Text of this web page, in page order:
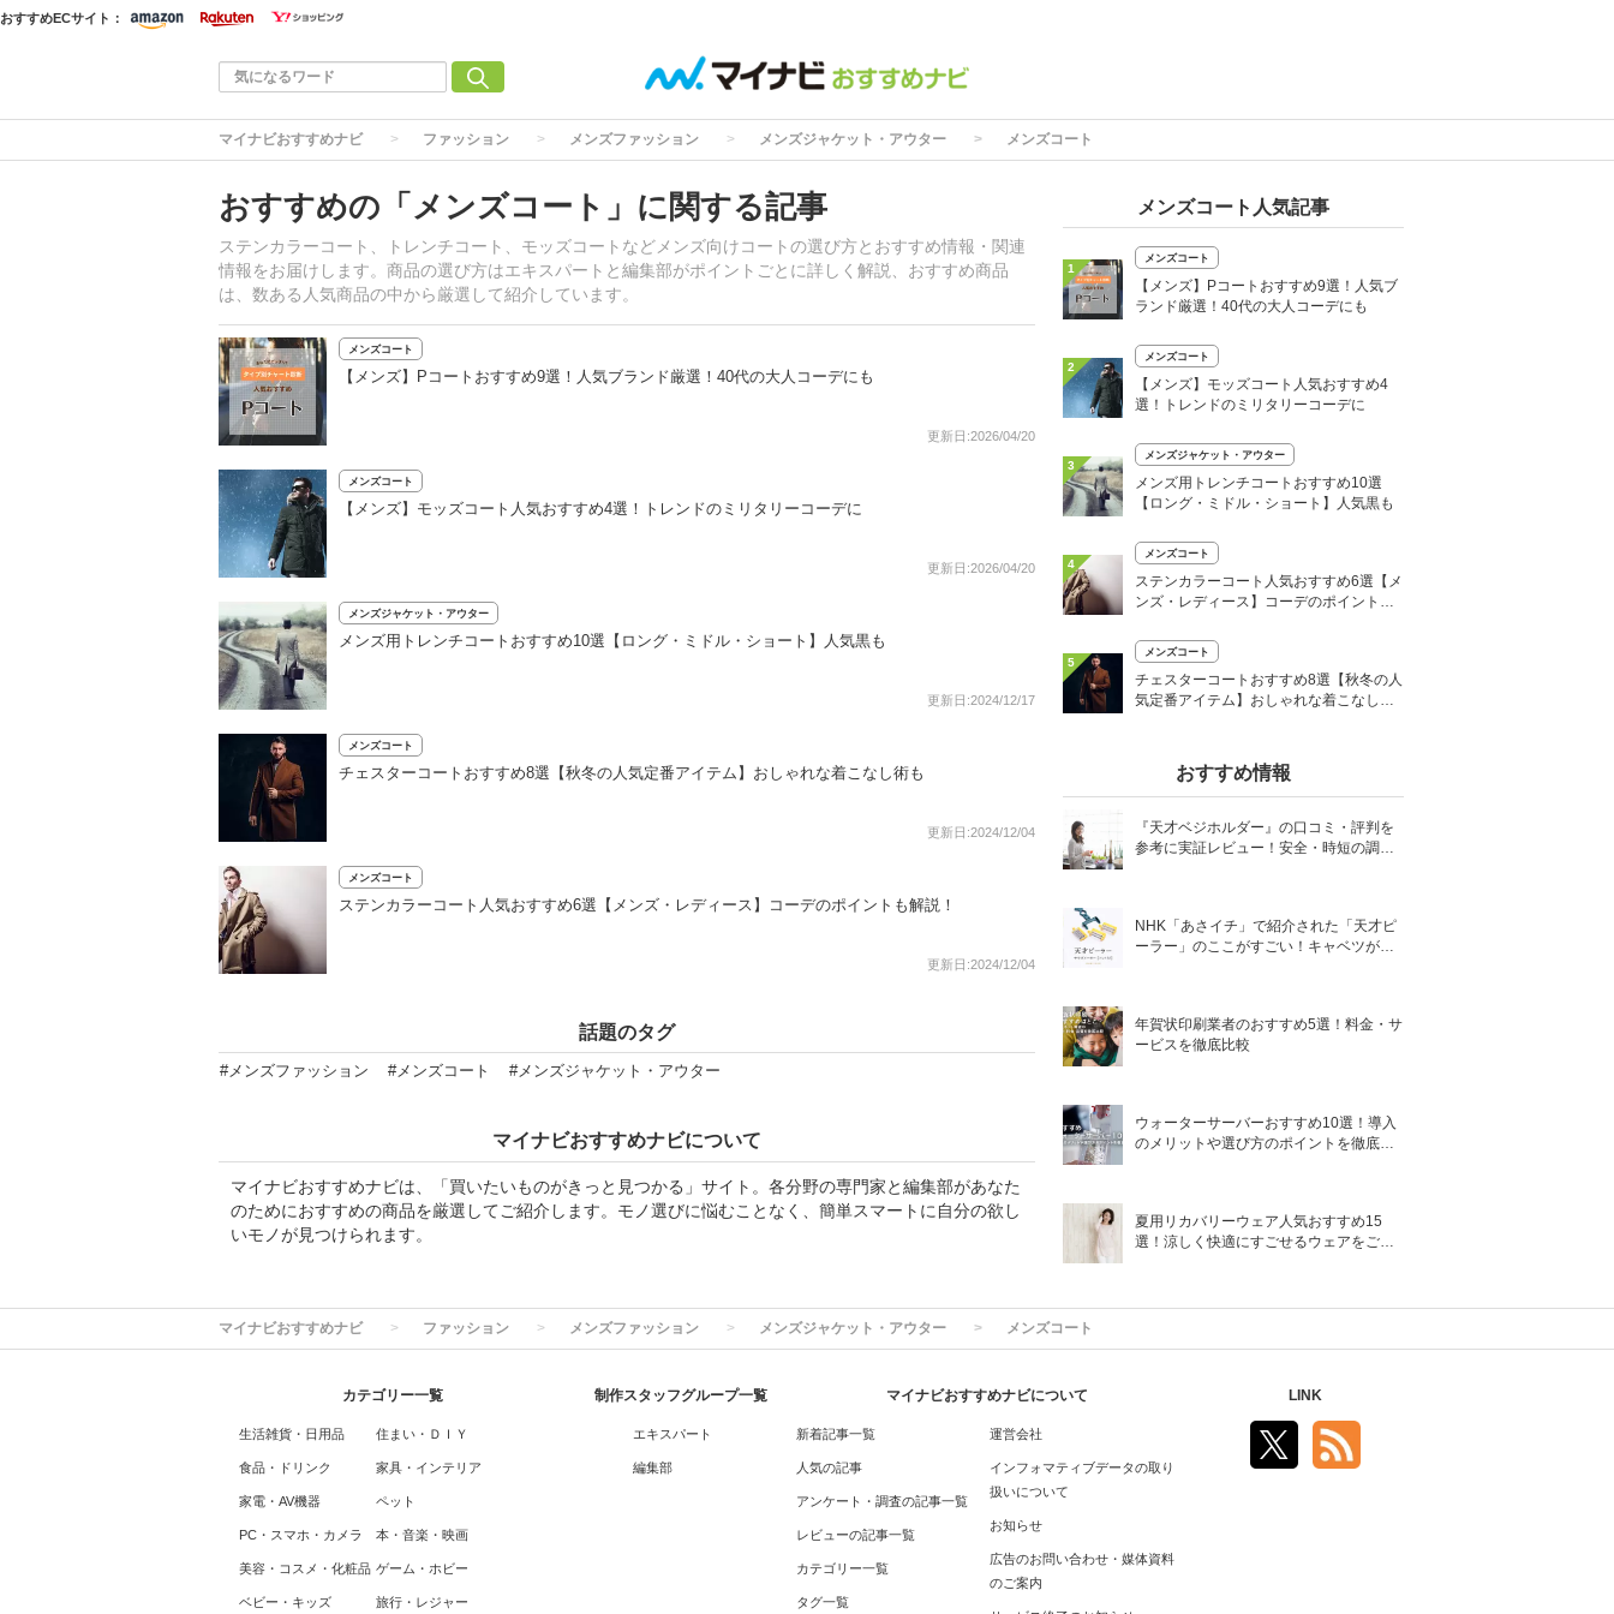
おすすめECサイト：
マイナビおすすめナビ ファッション メンズファッション メンズジャケット・アウター メンズコート
おすすめの「メンズコート」に関する記事
ステンカラーコート、トレンチコート、モッズコートなどメンズ向けコートの選び方とおすすめ情報・関連
情報をお届けします。商品の選び方はエキスパートと編集部がポイントごとに詳しく解説、おすすめ商品
は、数ある人気商品の中から厳選して紹介しています。
メンズコート
【メンズ】Pコートおすすめ9選！人気ブランド厳選！40代の大人コーデにも
更新日:2026/04/20
メンズコート
【メンズ】モッズコート人気おすすめ4選！トレンドのミリタリーコーデに
更新日:2026/04/20
メンズジャケット・アウター
メンズ用トレンチコートおすすめ10選【ロング・ミドル・ショート】人気黒も
更新日:2024/12/17
メンズコート
チェスターコートおすすめ8選【秋冬の人気定番アイテム】おしゃれな着こなし術も
更新日:2024/12/04
メンズコート
ステンカラーコート人気おすすめ6選【メンズ・レディース】コーデのポイントも解説！
更新日:2024/12/04
話題のタグ
#メンズファッション #メンズコート #メンズジャケット・アウター
マイナビおすすめナビについて
マイナビおすすめナビは、「買いたいものがきっと見つかる」サイト。各分野の専門家と編集部があなた
のためにおすすめの商品を厳選してご紹介します。モノ選びに悩むことなく、簡単スマートに自分の欲し
いモノが見つけられます。
メンズコート人気記事
1
メンズコート
【メンズ】Pコートおすすめ9選！人気ブ
ランド厳選！40代の大人コーデにも
2
メンズコート
【メンズ】モッズコート人気おすすめ4
選！トレンドのミリタリーコーデに
3
メンズジャケット・アウター
メンズ用トレンチコートおすすめ10選
【ロング・ミドル・ショート】人気黒も
4
メンズコート
ステンカラーコート人気おすすめ6選【メ
ンズ・レディース】コーデのポイントも
5
メンズコート
チェスターコートおすすめ8選【秋冬の人
気定番アイテム】おしゃれな着こなし術
おすすめ情報
『天才ベジホルダー』の口コミ・評判を
参考に実証レビュー！安全・時短の調理
NHK「あさイチ」で紹介された「天才ピ
ーラー」のここがすごい！キャベツがほ
年賀状印刷業者のおすすめ5選！料金・サ
ービスを徹底比較
ウォーターサーバーおすすめ10選！導入
のメリットや選び方のポイントを徹底解
夏用リカバリーウェア人気おすすめ15
選！涼しく快適にすごせるウェアをご紹
マイナビおすすめナビ ファッション メンズファッション メンズジャケット・アウター メンズコート
カテゴリー一覧
生活雑貨・日用品
食品・ドリンク
家電・AV機器
PC・スマホ・カメラ
美容・コスメ・化粧品
ベビー・キッズ
住まい・ＤＩＹ
家具・インテリア
ペット
本・音楽・映画
ゲーム・ホビー
旅行・レジャー
制作スタッフグループ一覧
エキスパート
編集部
マイナビおすすめナビについて
新着記事一覧
人気の記事
アンケート・調査の記事一覧
レビューの記事一覧
カテゴリー一覧
タグ一覧
運営会社
インフォマティブデータの取り
扱いについて
お知らせ
広告のお問い合わせ・媒体資料
のご案内
LINK